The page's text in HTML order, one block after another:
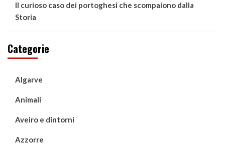
Il curioso caso dei portoghesi che scompaiono dalla
Storia
Categorie
Algarve
Animali
Aveiro e dintorni
Azzorre